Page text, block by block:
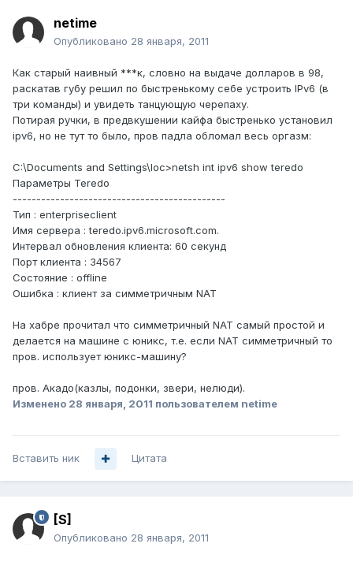
netime
Опубликовано 28 января, 2011
Как старый наивный ***к, словно на выдаче долларов в 98,
раскатав губу решил по быстренькому себе устроить IPv6 (в
три команды) и увидеть танцующую черепаху.
Потирая ручки, в предвкушении кайфа быстренько установил
ipv6, но не тут то было, пров падла обломал весь оргазм:
C:\Documents and Settings\loc>netsh int ipv6 show teredo
Параметры Teredo
---------------------------------------------
Тип : enterpriseclient
Имя сервера : teredo.ipv6.microsoft.com.
Интервал обновления клиента: 60 секунд
Порт клиента : 34567
Состояние : offline
Ошибка : клиент за симметричным NAT
На хабре прочитал что симметричный NAT самый простой и
делается на машине с юникс, т.е. если NAT симметричный то
пров. использует юникс-машину?
пров. Акадо(казлы, подонки, звери, нелюди).
Изменено 28 января, 2011 пользователем netime
Вставить ник Цитата
[S]
Опубликовано 28 января, 2011